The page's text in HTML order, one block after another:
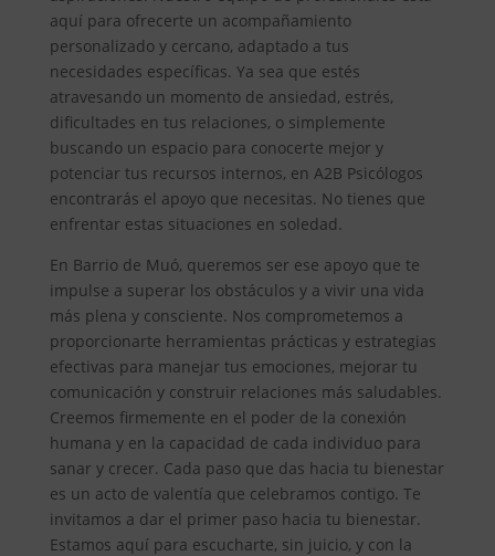
aquí para ofrecerte un acompañamiento
personalizado y cercano, adaptado a tus
necesidades específicas. Ya sea que estés
atravesando un momento de ansiedad, estrés,
dificultades en tus relaciones, o simplemente
buscando un espacio para conocerte mejor y
potenciar tus recursos internos, en A2B Psicólogos
encontrarás el apoyo que necesitas. No tienes que
enfrentar estas situaciones en soledad.
En Barrio de Muó, queremos ser ese apoyo que te
impulse a superar los obstáculos y a vivir una vida
más plena y consciente. Nos comprometemos a
proporcionarte herramientas prácticas y estrategias
efectivas para manejar tus emociones, mejorar tu
comunicación y construir relaciones más saludables.
Creemos firmemente en el poder de la conexión
humana y en la capacidad de cada individuo para
sanar y crecer. Cada paso que das hacia tu bienestar
es un acto de valentía que celebramos contigo. Te
invitamos a dar el primer paso hacia tu bienestar.
Estamos aquí para escucharte, sin juicio, y con la